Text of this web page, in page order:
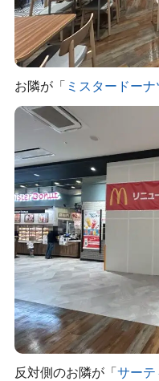
お隣が「 ミスタードーナ
反対側のお隣が「 サーテ